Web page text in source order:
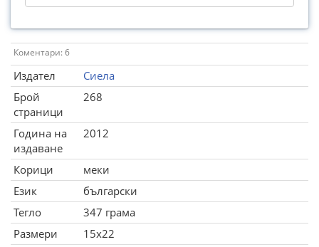
Коментари: 6
Издател
Сиела
Брой
страници
268
Година на
издаване
2012
Корици
меки
Език
български
Тегло
347 грама
Размери
15x22